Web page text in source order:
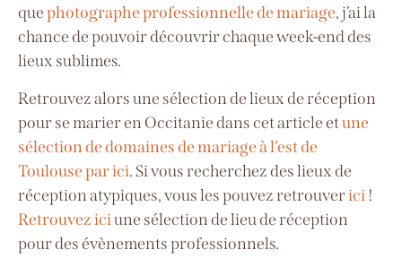
quephotographe professionnelle de mariage, j’ai la
chance de pouvoir découvrir chaque week-end des
lieux sublimes.
Retrouvez alors une sélection de lieux de réception
pour se marier en Occitanie dans cet article etune
sélection de domaines de mariage à l’est de
Toulouse par ici. Si vous recherchez des lieux de
réception atypiques, vous les pouvez retrouverici !
Retrouvez iciune sélection de lieu de réception
pour des évènements professionnels.